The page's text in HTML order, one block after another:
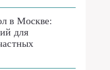
в Москве:
для